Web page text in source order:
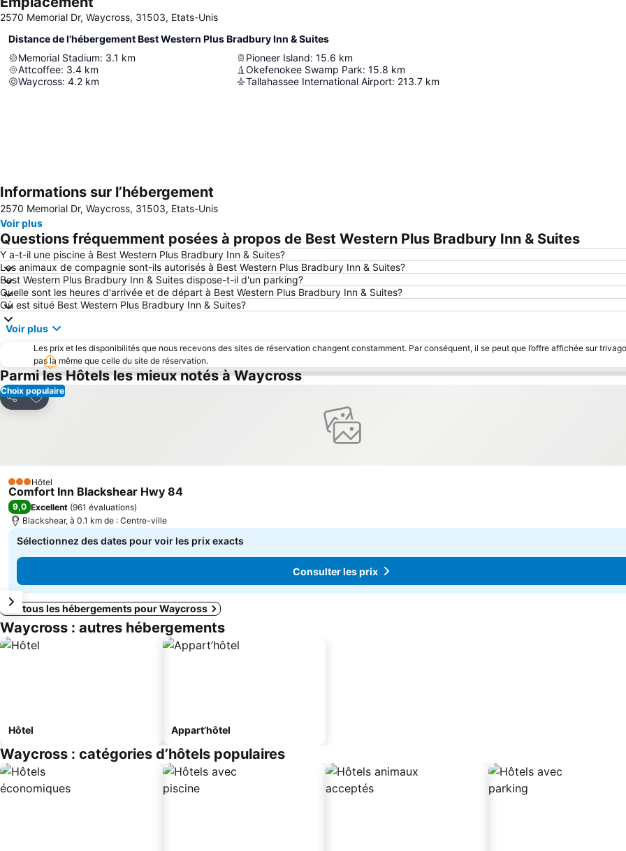
2570 Memorial Dr, Waycross, 31503, Etats-Unis
Distance de l’hébergement Best Western Plus Bradbury Inn & Suites
Memorial Stadium: 3.1 km
Attcoffee: 3.4 km
Waycross: 4.2 km
Pioneer Island: 15.6 km
Okefenokee Swamp Park: 15.8 km
Tallahassee International Airport: 213.7 km
Informations sur l’hébergement
2570 Memorial Dr, Waycross, 31503, Etats-Unis
Voir plus
Questions fréquemment posées à propos de Best Western Plus Bradbury Inn & Suites
Y a-t-il une piscine à Best Western Plus Bradbury Inn & Suites?
Les animaux de compagnie sont-ils autorisés à Best Western Plus Bradbury Inn & Suites?
Best Western Plus Bradbury Inn & Suites dispose-t-il d'un parking?
Quelle sont les heures d'arrivée et de départ à Best Western Plus Bradbury Inn & Suites?
Où est situé Best Western Plus Bradbury Inn & Suites?
Voir plus
Les prix et les disponibilités que nous recevons des sites de réservation changent constamment. Par conséquent, il se peut que l’offre affichée sur
pas la même que celle du site de réservation.
Parmi les Hôtels les mieux notés à Waycross
Choix populaire
Partager
Ajouter à mes favoris
3 Étoiles
Hôtel
Comfort Inn Blackshear Hwy 84
9,0 Excellent (961 évaluations)
Blackshear, à 0.1 km de : Centre-ville
Sélectionnez des dates pour voir les prix exacts
Consulter les prix
Voir tous les hébergements pour Waycross
Waycross : autres hébergements
Hôtel Appart’hôtel
Waycross : catégories d’hôtels populaires